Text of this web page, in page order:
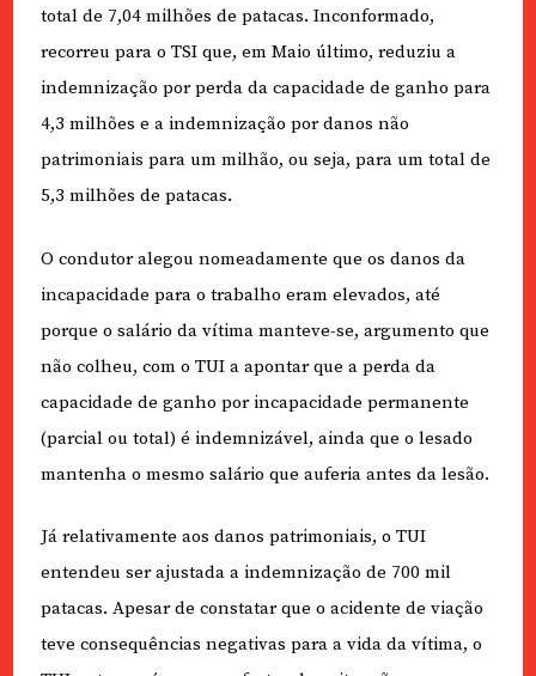
total de 7,04 milhões de patacas. Inconformado,
recorreu para o TSI que, em Maio último, reduziu a
indemnização por perda da capacidade de ganho para
4,3 milhões e a indemnização por danos não
patrimoniais para um milhão, ou seja, para um total de
5,3 milhões de patacas.
O condutor alegou nomeadamente que os danos da
incapacidade para o trabalho eram elevados, até
porque o salário da vítima manteve-se, argumento que
não colheu, com o TUI a apontar que a perda da
capacidade de ganho por incapacidade permanente
(parcial ou total) é indemnizável, ainda que o lesado
mantenha o mesmo salário que auferia antes da lesão.
Já relativamente aos danos patrimoniais, o TUI
entendeu ser ajustada a indemnização de 700 mil
patacas. Apesar de constatar que o acidente de viação
teve consequências negativas para a vida da vítima, o